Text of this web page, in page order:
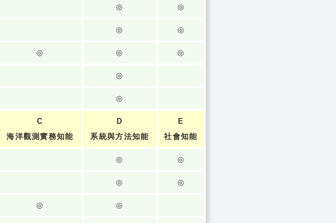
◎ ◎
◎ ◎
◎ ◎ ◎
◎
◎
C
海洋觀測實務知能
D
系統與方法知能
E
社會知能
◎ ◎
◎ ◎
◎ ◎